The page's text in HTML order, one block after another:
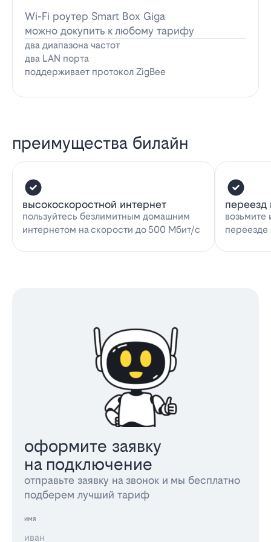
Wi-Fi роутер Smart Box Giga
можно докупить к любому тарифу
два диапазона частот
два LAN порта
поддерживает протокол ZigBee
преимущества билайн
высокоскоростной интернет
пользуйтесь безлимитным домашним
интернетом на скорости до 500 Мбит/с
переезд
возьмите
переезде
оформите заявку
на подключение
отправьте заявку на звонок и мы бесплатно
подберем лучший тариф
имя